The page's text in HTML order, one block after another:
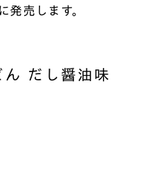
発売します。
だし醤油味